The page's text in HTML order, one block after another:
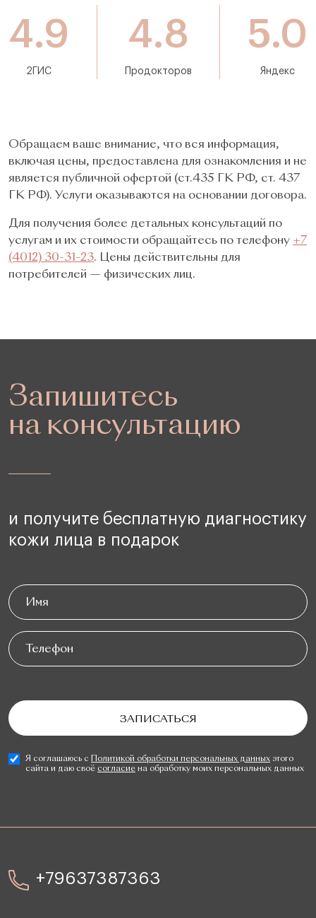
4.9
2ГИС
4.8
Продокторов
5.0
Яндекс
Обращаем ваше внимание, что вся информация,
включая цены, предоставлена для ознакомления и не
является публичной офертой (ст.435 ГК РФ, cт. 437
ГК РФ). Услуги оказываются на основании договора.
Для получения более детальных консультаций по
услугам и их стоимости обращайтесь по телефону +7
(4012) 30-31-23. Цены действительны для
потребителей — физических лиц.
Запишитесь
на консультацию
и получите бесплатную диагностику
кожи лица в подарок
Я соглашаюсь с Политикой обработки персональных данных этого
сайта и даю своё согласиена обработку моих персональных данных
+79637387363